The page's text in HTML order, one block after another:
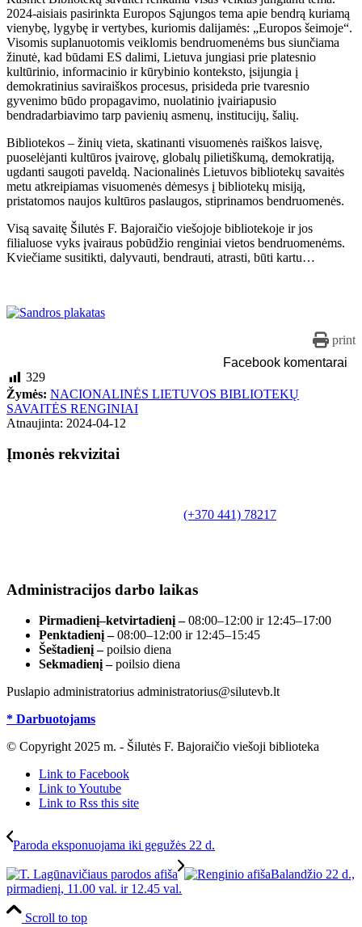
2024-aisiais pasirinkta Europos Sąjungos tema apie bendrą kuriamą
vienybę, lygybę ir vertybes, kuriomis dalijamės: „Europos šeimoje“.
Visomis suplanuotomis veiklomis bendruomenėms bus siunčiama
žinutė, kad būdami ES dalimi, Lietuva jungiasi prie platesnio
kultūrinio, informacinio ir kūrybinio konteksto, įsijungia į
demokratinius saviraiškos procesus, prisideda prie tvaresnio
gyvenimo būdo propagavimo, nuolatinio įvairiapusio
bendradarbiavimo tarp pavienių asmenų, institucijų, šalių.
Bibliotekos – žinių vieta, skatinanti visuomenės raiškos laisvę,
puoselėjanti kultūros įvairovę, globalų pilietiškumą, demokratiją,
ugdanti saugoti paveldą. Nacionalinės Lietuvos bibliotekų savaitės
metu atkreipiamas visuomenės dėmesys į bibliotekų misiją,
pristatomos naujos kultūros paslaugos, stiprinamos bendruomenės.
Visą savaitę Šilutės F. Bajoraičio viešojoje bibliotekoje ir jos
filialuose vyks įvairaus pobūdžio renginiai vietos bendruomenėms.
Kviečiame susitikti, dalyvauti, bendrauti, atrasti, būti kartu…
print
Facebook komentarai
329
Žymės: NACIONALINĖS LIETUVOS BIBLIOTEKŲ
SAVAITĖS RENGINIAI
Atnaujinta: 2024-04-12
Įmonės rekvizitai
(+370 441) 78217
Administracijos darbo laikas
Pirmadienį–ketvirtadienį –08:00–12:00 ir 12:45–17:00
Penktadienį –08:00–12:00 ir 12:45–15:45
Šeštadienį –poilsio diena
Sekmadienį –poilsio diena
Puslapio administratorius administratorius@silutevb.lt
* Darbuotojams
© Copyright 2025 m. - Šilutės F. Bajoraičio viešoji biblioteka
Link to Facebook
Link to Youtube
Link to Rss this site
Paroda eksponuojama iki gegužės 22 d.
Balandžio 22 d.,
pirmadienį, 11.00 val. ir 12.45 val.
Scroll to top